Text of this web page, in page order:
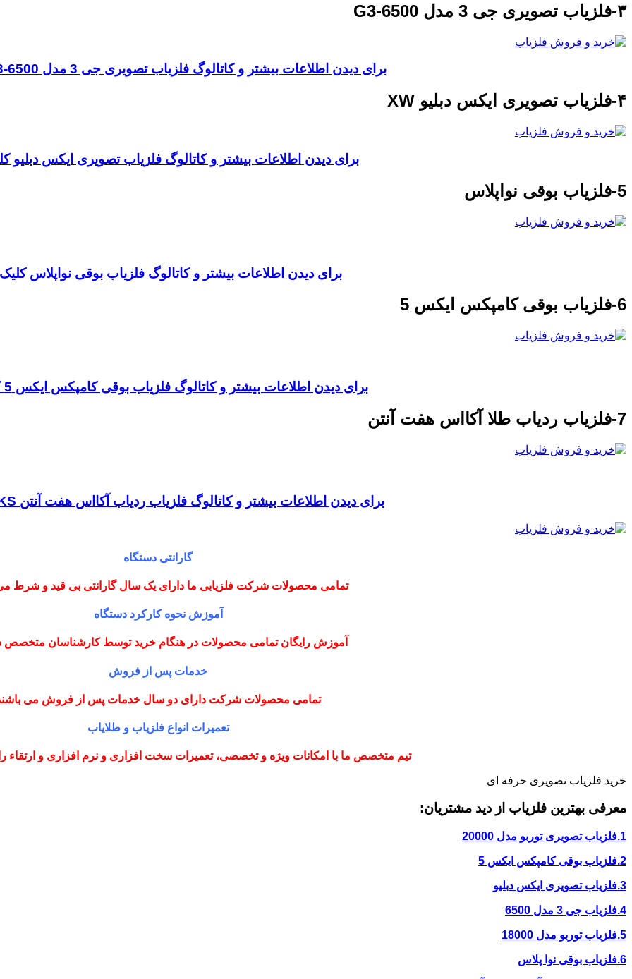
۳-فلزیاب تصویری جی 3 مدل G3-6500
برای دیدن اطلاعات بیشتر و کاتالوگ فلزیاب تصویری جی 3 مدل G3-6500 کلیک کنید
۴-فلزیاب تصویری ایکس دبلیو XW
برای دیدن اطلاعات بیشتر و کاتالوگ فلزیاب تصویری ایکس دبلیو
5-فلزیاب بوقی نواپلاس
برای دیدن اطلاعات بیشتر و کاتالوگ فلزیاب بوقی نواپلاس کلیک
6-فلزیاب بوقی کامپکس ایکس 5
برای دیدن اطلاعات بیشتر و کاتالوگ فلزیاب بوقی کامپکس ایکس 5 کلیک کنید
7-فلزیاب ردیاب طلا آکااس هفت آنتن
برای دیدن اطلاعات بیشتر و کاتالوگ فلزیاب ردیاب آکااس هفت آنتن AKS کلیک کنید
گارانتی دستگاه
تمامی محصولات شرکت فلزیابی ما دارای یک سال گارانتی بی قید و شرط
آموزش نحوه کارکرد دستگاه
آموزش رایگان تمامی محصولات در هنگام خرید توسط کارشناسان
خدمات پس از فروش
تمامی محصولات شرکت دارای دو سال خدمات پس از فروش می
تعمیرات انواع فلزیاب و طلایاب
تیم متخصص ما با امکانات ویژه و تخصصی، تعمیرات سخت افزاری و نرم افزاری و ارتقاء را
خرید فلزیاب تصویری حرفه ای
معرفی بهترین فلزیاب از دید مشتریان:
1.فلزیاب تصویری توربو مدل 20000
2.فلزیاب بوقی کامپکس ایکس 5
3.فلزیاب تصویری ایکس دبلیو
4.فلزیاب جی 3 مدل 6500
5.فلزیاب توربو مدل 18000
6.فلزیاب بوقی نوا پلاس